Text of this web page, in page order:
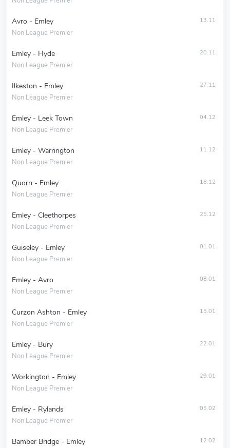
Avro - Emley
Non League Premier
13.11
Emley - Hyde
Non League Premier
20.11
Ilkeston - Emley
Non League Premier
27.11
Emley - Leek Town
Non League Premier
04.12
Emley - Warrington
Non League Premier
11.12
Quorn - Emley
Non League Premier
18.12
Emley - Cleethorpes
Non League Premier
25.12
Guiseley - Emley
Non League Premier
01.01
Emley - Avro
Non League Premier
08.01
Curzon Ashton - Emley
Non League Premier
15.01
Emley - Bury
Non League Premier
22.01
Workington - Emley
Non League Premier
29.01
Emley - Rylands
Non League Premier
05.02
Bamber Bridge - Emley 12.02